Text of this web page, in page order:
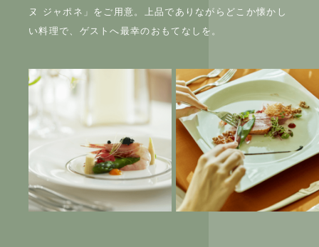
ヌ ジャポネ」をご用意。
上品でありながらどこか懐かし
い料理で、 ゲストへ最幸のおもてなしを。